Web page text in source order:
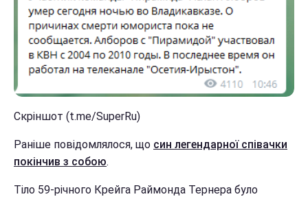
Скріншот (t.me/SuperRu)
Раніше повідомлялося, що син легендарної співачки
покінчив з собою.
Тіло 59-річного Крейга Раймонда Тернера було